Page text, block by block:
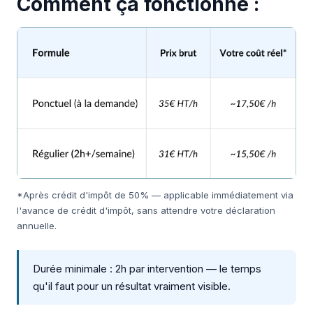
*Après crédit d'impôt de 50% — applicable immédiatement via
l'avance de crédit d'impôt, sans attendre votre déclaration
annuelle.
Durée minimale : 2h par intervention — le temps
qu'il faut pour un résultat vraiment visible.